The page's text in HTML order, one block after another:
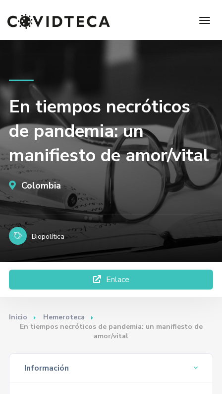
En tiempos necróticos
de pandemia: un
manifiesto de amor/vital
Colombia
Biopolítica
Enlace
Inicio
Hemeroteca
En tiempos necróticos de pandemia: un manifiesto de
amor/vital
Información